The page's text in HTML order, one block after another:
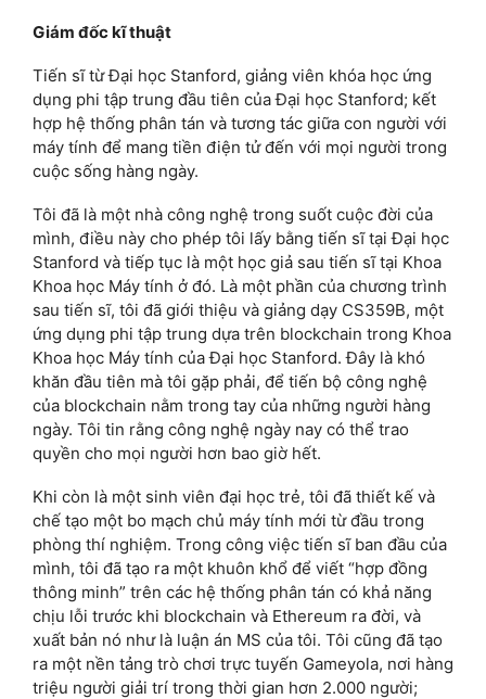
Giám đốc kĩ thuật
Tiến sĩ từ Đại học Stanford, giảng viên khóa học ứng
dụng phi tập trung đầu tiên của Đại học Stanford; kết
hợp hệ thống phân tán và tương tác giữa con người với
máy tính để mang tiền điện tử đến với mọi người trong
cuộc sống hàng ngày.
Tôi đã là một nhà công nghệ trong suốt cuộc đời của
mình, điều này cho phép tôi lấy bằng tiến sĩ tại Đại học
Stanford và tiếp tục là một học giả sau tiến sĩ tại Khoa
Khoa học Máy tính ở đó. Là một phần của chương trình
sau tiến sĩ, tôi đã giới thiệu và giảng dạy CS359B, một
ứng dụng phi tập trung dựa trên blockchain trong Khoa
Khoa học Máy tính của Đại học Stanford. Đây là khó
khăn đầu tiên mà tôi gặp phải, để tiến bộ công nghệ
của blockchain nằm trong tay của những người hàng
ngày. Tôi tin rằng công nghệ ngày nay có thể trao
quyền cho mọi người hơn bao giờ hết.
Khi còn là một sinh viên đại học trẻ, tôi đã thiết kế và
chế tạo một bo mạch chủ máy tính mới từ đầu trong
phòng thí nghiệm. Trong công việc tiến sĩ ban đầu của
mình, tôi đã tạo ra một khuôn khổ để viết “hợp đồng
thông minh” trên các hệ thống phân tán có khả năng
chịu lỗi trước khi blockchain và Ethereum ra đời, và
xuất bản nó như là luận án MS của tôi. Tôi cũng đã tạo
ra một nền tảng trò chơi trực tuyến Gameyola, nơi hàng
triệu người giải trí trong thời gian hơn 2.000 người;